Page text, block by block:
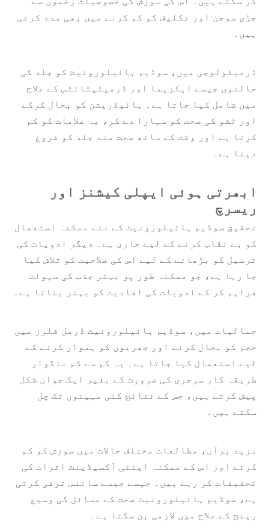
جڑی سوجن اور تکلیف کو کم کرنے میں بھی مدد کرتی
ہیں۔
ڈرمیٹولوجی میں، سوڈیم ہائیلورونیٹ کو جلد کی
حالتوں جیسے ایکزیما اور ڈرمیٹیٹائٹس کے علاج
میں شامل کیا جاتا ہے۔ ہائیڈریشن کو بحال کرکے
اور ٹشو کی صحت کو سہارا دے کر، یہ علامات کو کم
کرتا ہے اور وقت کے ساتھ صحت مند جلد کو فروغ
دیتا ہے۔
ابھرتی ہوئی ایپلی کیشنز اور
ریسرچ
تحقیق سوڈیم ہائیلورونیٹ کے نئے ممکنہ استعمال
کو بے نقاب کرنے کے لیے جاری ہے۔ دیگر ادویات کی
ترسیل کو بڑھانے کے لیے اس کی صلاحیت کو تلاش کیا
جا رہا ہے، جو ممکنہ طور پر بہتر جذب کی سہولت
فراہم کر کے ادویات کی افادیت کو بہتر بناتا ہے۔
جمالیات میں، سوڈیم ہائیلورونیٹ ڈرمل فلرز میں
حجم کو بحال کرنے اور جھریوں کو ہموار کرنے کے
لیے استعمال کیا جاتا ہے۔ یہ کم سے کم ناگوار
طریقہ کار سرجری کی ضرورت کے بغیر ایک جوان شکل
پیش کرتے ہیں، جس کے نتائج کئی مہینوں تک چل
سکتے ہیں۔
مزید برآں، مطالعات مختلف حالات میں سوزش کو کم
کرنے اور اس کے ممکنہ اینٹی آکسیڈینٹ اثرات کی
تحقیقات کر رہے ہیں۔ جیسے جیسے سائنس ترقی کرتی
ہے، سوڈیم ہائیلورونیٹ صحت کے مسائل کی وسیع
رینج کے علاج میں لازمی بن سکتا ہے۔